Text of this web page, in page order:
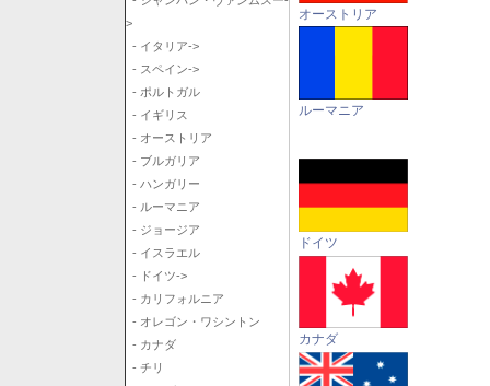
>
- イタリア->
- スペイン->
- ポルトガル
- イギリス
- オーストリア
- ブルガリア
- ハンガリー
- ルーマニア
- ジョージア
- イスラエル
- ドイツ->
- カリフォルニア
- オレゴン・ワシントン
- カナダ
- チリ
オーストリア
ルーマニア
ドイツ
カナダ